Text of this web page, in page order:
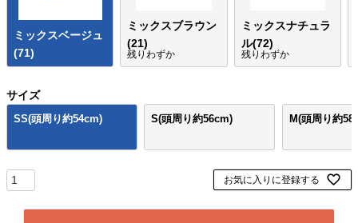
ミックスベージュ
(71)
ミックスブラウン
(21)
残りわずか
ミックスナチュラ
ル(72)
残りわずか
サイズ
SS(頭周り約54cm) S(頭周り約56cm) M(頭周り約
お気に入りに登録する